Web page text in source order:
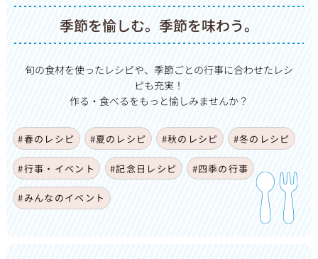
季節を愉しむ。季節を味わう。
旬の食材を使ったレシピや、季節ごとの行事に合わせたレシ
ピも充実！
作る・食べるをもっと愉しみませんか？
#春のレシピ #夏のレシピ #秋のレシピ #冬のレシピ
#行事・イベント #記念日レシピ #四季の行事
#みんなのイベント